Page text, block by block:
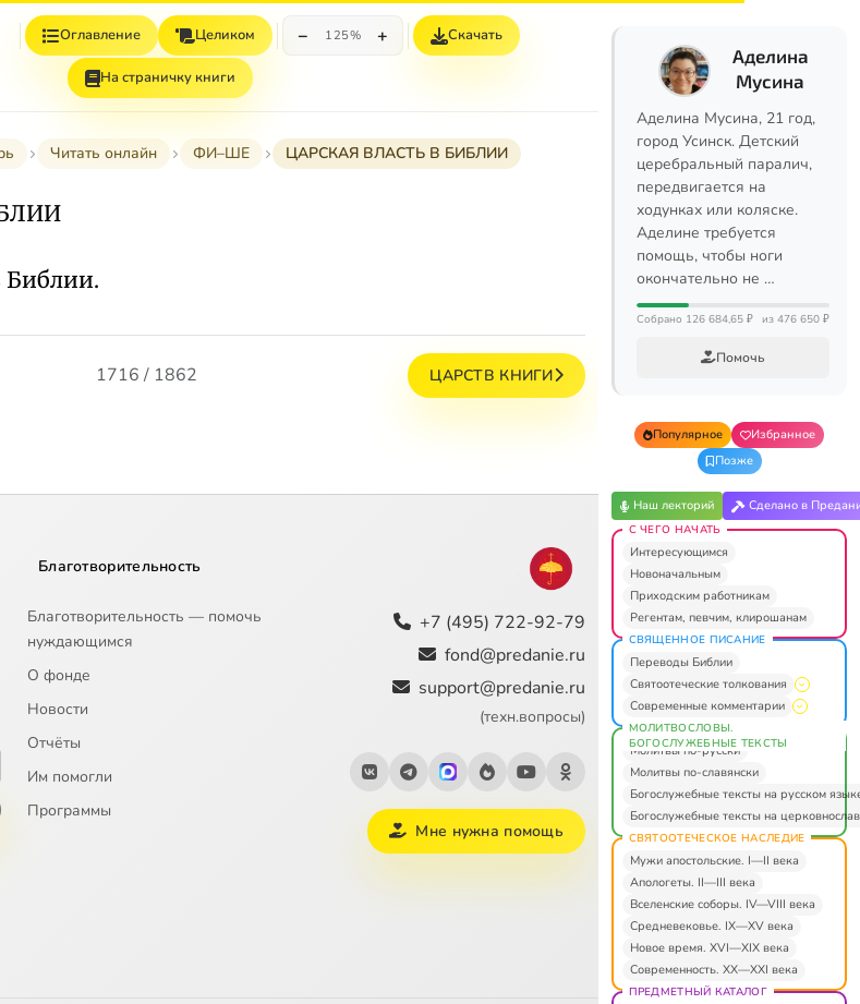
Оглавление Целиком − 125% + Скачать
На страничку книги
Читать онлайн ФИ–ШЕ ЦАРСКАЯ ВЛАСТЬ В БИБЛИИ
1716 / 1862 ЦАРСТВ КНИГИ
Благотворительность
Благотворительность — помочь
нуждающимся
О фонде
Новости
Отчёты
Им помогли
Программы
+7 (495) 722-92-79
fond@predanie.ru
support@predanie.ru
(техн.вопросы)
Мне нужна помощь
Аделина
Мусина
Аделина Мусина, 21 год,
город Усинск. Детский
церебральный паралич,
передвигается на
ходунках или коляске.
Аделине требуется
помощь, чтобы ноги
окончательно не …
Собрано 126 684,65 ₽ из 476 650 ₽
Помочь
Популярное
Избранное
Позже
Наш лекторий Сделано в
С ЧЕГО НАЧАТЬ
Интересующимся
Новоначальным
Приходским работникам
Регентам, певчим, клирошанам
СВЯЩЕННОЕ ПИСАНИЕ
Переводы Библии
Святоотеческие толкования
Современные комментарии
МОЛИТВОСЛОВЫ.
БОГОСЛУЖЕБНЫЕ ТЕКСТЫ
Молитвы по-русски
Молитвы по-славянски
Богослужебные тексты на русском
Богослужебные тексты на
СВЯТООТЕЧЕСКОЕ НАСЛЕДИЕ
Мужи апостольские. I—II века
Апологеты. II—III века
Вселенские соборы. IV—VIII века
Средневековье. IX—XV века
Новое время. XVI—XIX века
Современность. XX—XXI века
ПРЕДМЕТНЫЙ КАТАЛОГ